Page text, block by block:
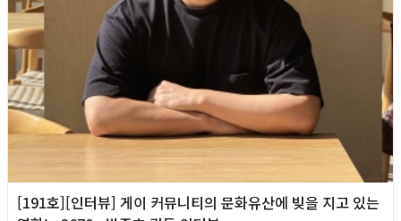
[191호][인터뷰] 게이 커뮤니티의 문화유산에 빚을 지고 있는